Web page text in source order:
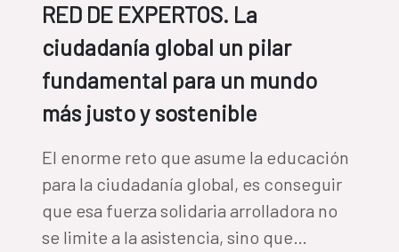
RED DE EXPERTOS. La
ciudadanía global un pilar
fundamental para un mundo
más justo y sostenible
El enorme reto que asume la educación
para la ciudadanía global, es conseguir
que esa fuerza solidaria arrolladora no
se limite a la asistencia, sino que